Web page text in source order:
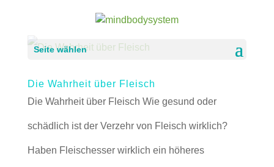
Seite wählen
Die Wahrheit über Fleisch
Die Wahrheit über Fleisch Wie gesund oder
schädlich ist der Verzehr von Fleisch wirklich?
Haben Fleischesser wirklich ein höheres